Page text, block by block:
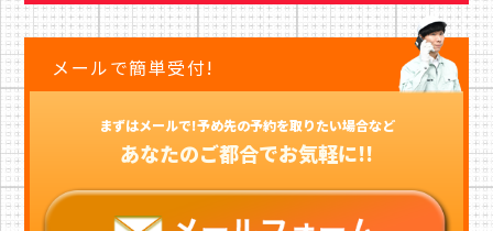
メールで簡単受付!
まずはメールで!予め先の予約を取りたい場合など
あなたのご都合でお気軽に!!